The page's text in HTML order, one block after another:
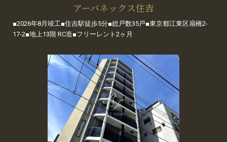
アーバネックス住吉
■2026年8月竣工■住吉駅徒歩5分■総戸数35戸■東京都江東区扇橋2-
17-2■地上13階 RC造■フリーレント2ヶ月